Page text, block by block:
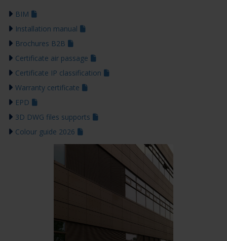
BIM
Installation manual
Brochures B2B
Certificate air passage
Certificate IP classification
Warranty certificate
EPD
3D DWG files supports
Colour guide 2026